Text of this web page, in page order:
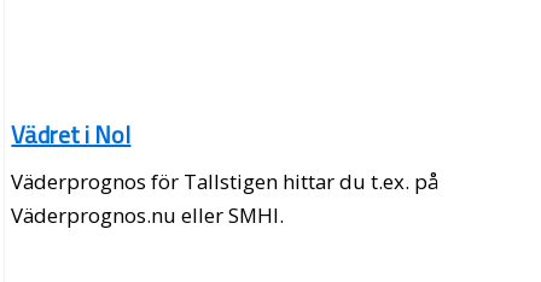
Vädret i Nol
Väderprognos för Tallstigen hittar du t.ex. på
Väderprognos.nu eller SMHI.